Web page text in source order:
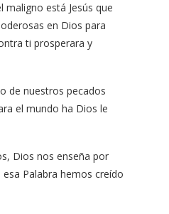
está Jesús que
en Dios para
ti prosperara y
de nuestros pecados
el mundo ha Dios le
Dios nos enseña por
Palabra hemos creído